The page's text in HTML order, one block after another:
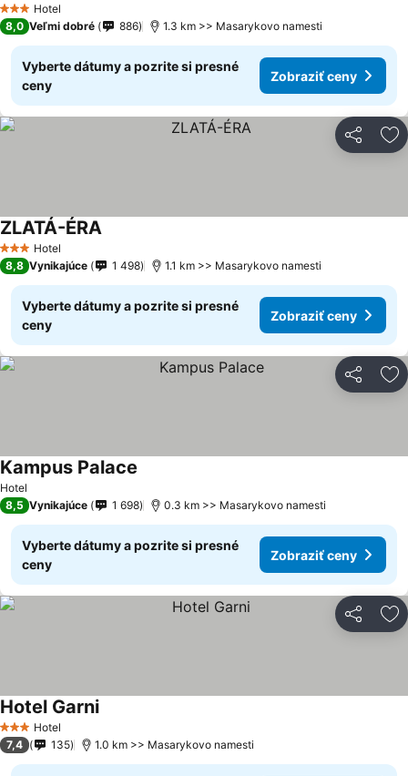
3 Počet hviezdičiek
Hotel
8,0 Veľmi dobré 886 1.3 km >> Masarykovo namesti
Vyberte dátumy a pozrite si presné
ceny
Zobraziť ceny
Zdieľať
3 Počet hviezdičiek
Hotel
ZLATÁ-ÉRA
8,8 Vynikajúce 1 498 1.1 km >> Masarykovo namesti
Vyberte dátumy a pozrite si presné
ceny
Zobraziť ceny
Zdieľať
Hotel
Kampus Palace
8,5 Vynikajúce 1 698 0.3 km >> Masarykovo namesti
Vyberte dátumy a pozrite si presné
ceny
Zobraziť ceny
Zdieľať
3 Počet hviezdičiek
Hotel
Hotel Garni
7,4 135 1.0 km >> Masarykovo namesti